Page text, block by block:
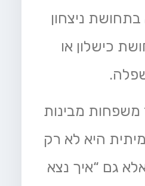
ניצחון
כישלון או
משפחות מבינות
היא לא רק
גם “איך נצא